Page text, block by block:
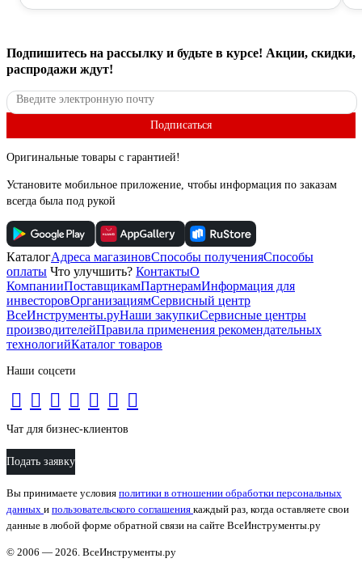
Подпишитесь на рассылку и будьте в курсе! Акции, скидки,
распродажи ждут!
Подписаться
Оригинальные товары с гарантией!
Установите мобильное приложение, чтобы информация по заказам
всегда была под рукой
КаталогАдреса магазиновСпособы полученияСпособы
оплаты Что улучшить? КонтактыО
КомпанииПоставщикамПартнерамИнформация для
инвесторовОрганизациямСервисный центр
ВсеИнструменты.руНаши закупкиСервисные центры
производителейПравила применения рекомендательных
технологийКаталог товаров
Наши соцсети
Чат для бизнес-клиентов
Подать заявку
Вы принимаете условия политики в отношении обработки персональных
данных и пользовательского соглашения каждый раз, когда оставляете свои
данные в любой форме обратной связи на сайте ВсеИнструменты.ру
© 2006 — 2026. ВсеИнструменты.ру